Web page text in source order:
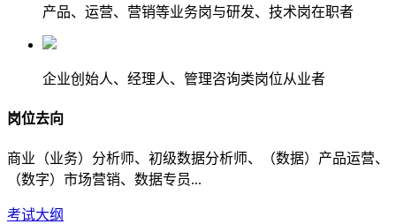
产品、运营、营销等业务岗与研发、技术岗在职者
企业创始人、经理人、管理咨询类岗位从业者
岗位去向
商业（业务）分析师、初级数据分析师、（数据）产品运营、
（数字）市场营销、数据专员...
考试大纲